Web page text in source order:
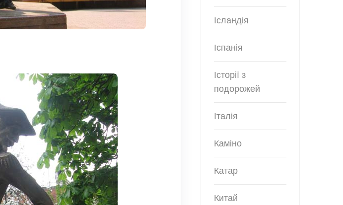
Ісландія
Іспанія
Історії з
подорожей
Італія
Каміно
Катар
Китай